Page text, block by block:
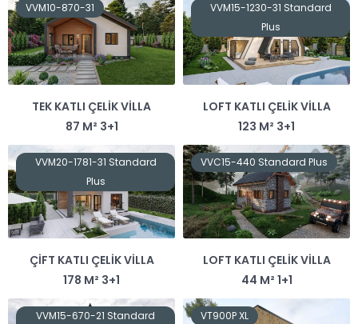
VVM10-870-31
TEK KATLI ÇELIK VILLA
87 M² 3+1
VVM15-1230-31 Standard
Plus
LOFT KATLI ÇELIK VILLA
123 M² 3+1
VVM20-1781-31 Standard
Plus
ÇIFT KATLI ÇELIK VILLA
178 M² 3+1
VVC15-440 Standard Plus
LOFT KATLI ÇELIK VILLA
44 M² 1+1
VVM15-670-21 Standard
VT900P XL